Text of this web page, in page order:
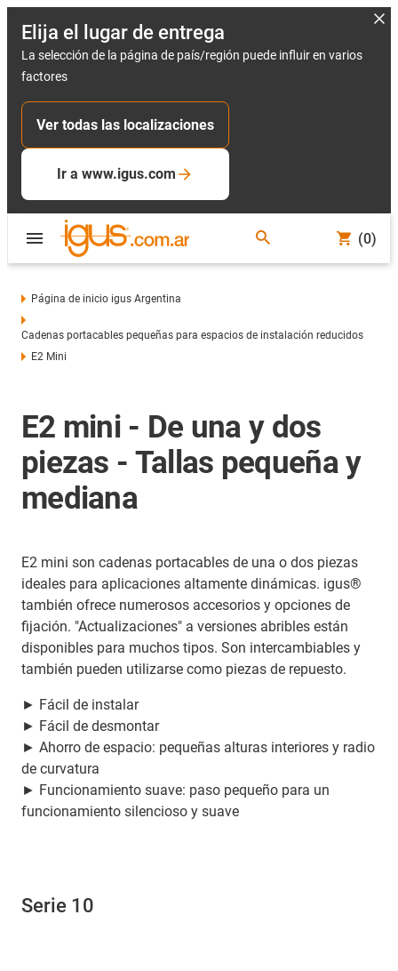
Elija el lugar de entrega
La selección de la página de país/región puede influir en varios
factores
Ver todas las localizaciones
Ir a www.igus.com
(0)
Página de inicio igus Argentina
Cadenas portacables pequeñas para espacios de instalación reducidos
E2 Mini
E2 mini - De una y dos
piezas - Tallas pequeña y
mediana
E2 mini son cadenas portacables de una o dos piezas
ideales para aplicaciones altamente dinámicas. igus®
también ofrece numerosos accesorios y opciones de
fijación. "Actualizaciones" a versiones abribles están
disponibles para muchos tipos. Son intercambiables y
también pueden utilizarse como piezas de repuesto.
► Fácil de instalar
► Fácil de desmontar
► Ahorro de espacio: pequeñas alturas interiores y radio
de curvatura
► Funcionamiento suave: paso pequeño para un
funcionamiento silencioso y suave
Serie 10